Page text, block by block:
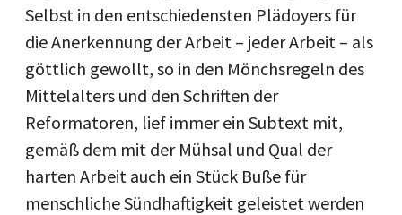
Selbst in den entschiedensten Plädoyers für
die Anerkennung der Arbeit – jeder Arbeit – als
göttlich gewollt, so in den Mönchsregeln des
Mittelalters und den Schriften der
Reformatoren, lief immer ein Subtext mit,
gemäß dem mit der Mühsal und Qual der
harten Arbeit auch ein Stück Buße für
menschliche Sündhaftigkeit geleistet werden